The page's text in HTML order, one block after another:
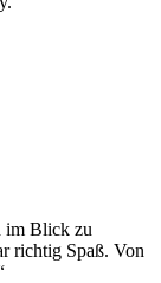
im Blick zu
richtig Spaß. Von